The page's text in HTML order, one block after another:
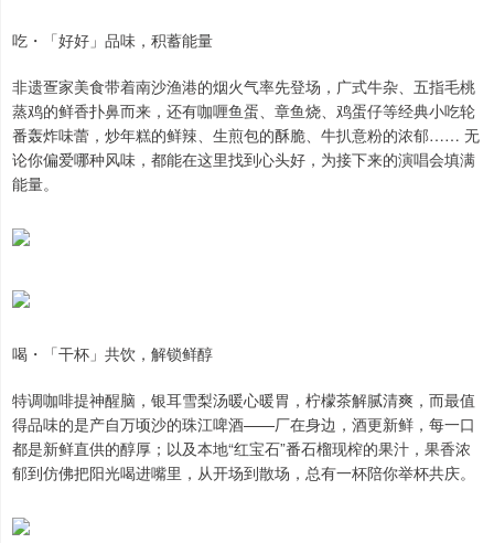
吃・「好好」品味，积蓄能量
非遗疍家美食带着南沙渔港的烟火气率先登场，广式牛杂、五指毛桃
蒸鸡的鲜香扑鼻而来，还有咖喱鱼蛋、章鱼烧、鸡蛋仔等经典小吃轮
番轰炸味蕾，炒年糕的鲜辣、生煎包的酥脆、牛扒意粉的浓郁…… 无
论你偏爱哪种风味，都能在这里找到心头好，为接下来的演唱会填满
能量。
喝・「干杯」共饮，解锁鲜醇
特调咖啡提神醒脑，银耳雪梨汤暖心暖胃，柠檬茶解腻清爽，而最值
得品味的是产自万顷沙的珠江啤酒——厂在身边，酒更新鲜，每一口
都是新鲜直供的醇厚；以及本地“红宝石”番石榴现榨的果汁，果香浓
郁到仿佛把阳光喝进嘴里，从开场到散场，总有一杯陪你举杯共庆。